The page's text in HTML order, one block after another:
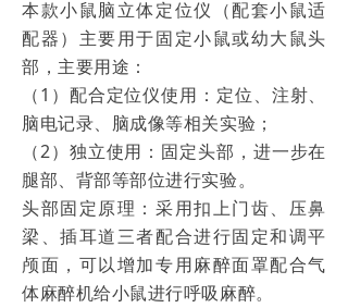
本款小鼠脑立体定位仪（配套小鼠适
配器）主要用于固定小鼠或幼大鼠头
部，主要用途：
（1）配合定位仪使用：定位、注射、
脑电记录、脑成像等相关实验；
（2）独立使用：固定头部，进一步在
腿部、背部等部位进行实验。
头部固定原理：采用扣上门齿、压鼻
梁、插耳道三者配合进行固定和调平
颅面，可以增加专用麻醉面罩配合气
体麻醉机给小鼠进行呼吸麻醉。